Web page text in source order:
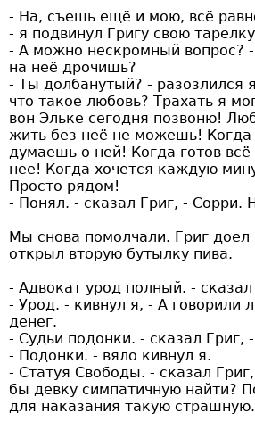
- На, съешь ещё и мою, всё
- я подвинул Григу свою
- А можно нескромный вопрос?
на неё дрочишь?
- Ты долбанутый? - разозлился
что такое любовь? Трахать я
вон Эльке сегодня позвоню!
жить без неё не можешь! Когда
думаешь о ней! Когда готов всё
нее! Когда хочется каждую
Просто рядом!
- Понял. - сказал Григ, - Сорри.
Мы снова помолчали. Григ
открыл вторую бутылку пива.
- Адвокат урод полный. - сказал
- Урод. - кивнул я, - А говорили
денег.
- Судьи подонки. - сказал Григ,
- Подонки. - вяло кивнул я.
- Статуя Свободы. - сказал
бы девку симпатичную найти?
для наказания такую